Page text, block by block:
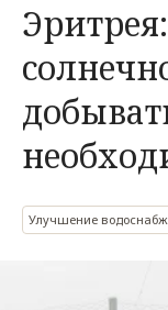
Улучшение